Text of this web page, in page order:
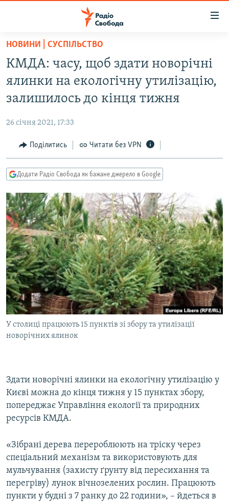
Перейти
основного
матеріалу
до
основної
Перейти
до
пошуку
РАДІО СВОБОДА – 70 РОКІВ
ВСЕ ЗА ДОБУ
ЕКОНОМІКА
СУСПІЛЬСТВО
УКРАЇНА
СВІТ
РОСІЙСЬКА «ФІЛЬТРАЦІЯ»
ДОНБАС.РЕАЛІЇ
ТИ ЯК?
СХЕМИ
КИТАЙ.ВИКЛИКИ
МУЛЬТИМЕДІА
ФОТО
СПЕЦПРОЄКТИ
ПОДКАСТИ
КРИМ РЕАЛІЇ
РУС
Усі сайти RFE/RL
НОВИНИ | СУСПІЛЬСТВО
КМДА: часу, щоб здати новорічні
ялинки на екологічну утилізацію,
залишилось до кінця тижня
26 січня 2021, 17:33
Поділитись Читати без VPN
Додати Радіо Свобода як бажане джерело в Google
У столиці працюють 15 пунктів зі збору та утилізації
новорічних ялинок
Здати новорічні ялинки на екологічну утилізацію у
Києві можна до кінця тижня у 15 пунктах збору,
попереджає Управління екології та природних
ресурсів КМДА.
«Зібрані дерева перероблюють на тріску через
спеціальний механізм та використовують для
мульчування (захисту ґрунту від пересихання та
перегріву) лунок вічнозелених рослин. Працюють
пункти у будні з 7 ранку до 22 години», – йдеться в